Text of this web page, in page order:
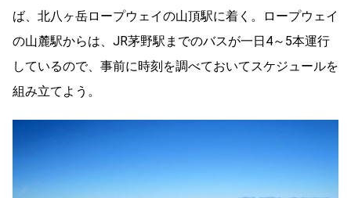
ば、北八ヶ岳ロープウェイの山頂駅に着く。ロープウェイ
の山麓駅からは、JR茅野駅までのバスが一日4～5本運行
しているので、事前に時刻を調べておいてスケジュールを
組み立てよう。